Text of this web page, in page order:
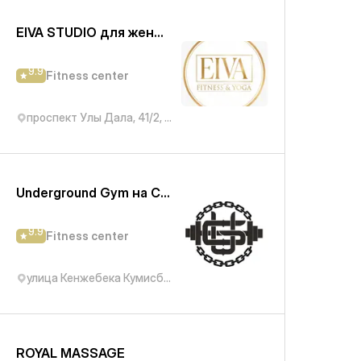
EIVA STUDIO для женщин
9.9 Fitness center
проспект Улы Дала, 41/2, подъезд 4
Underground Gym на Сейфуллина
9.9 Fitness center
улица Кенжебека Кумисбекова, 2/1
ROYAL MASSAGE